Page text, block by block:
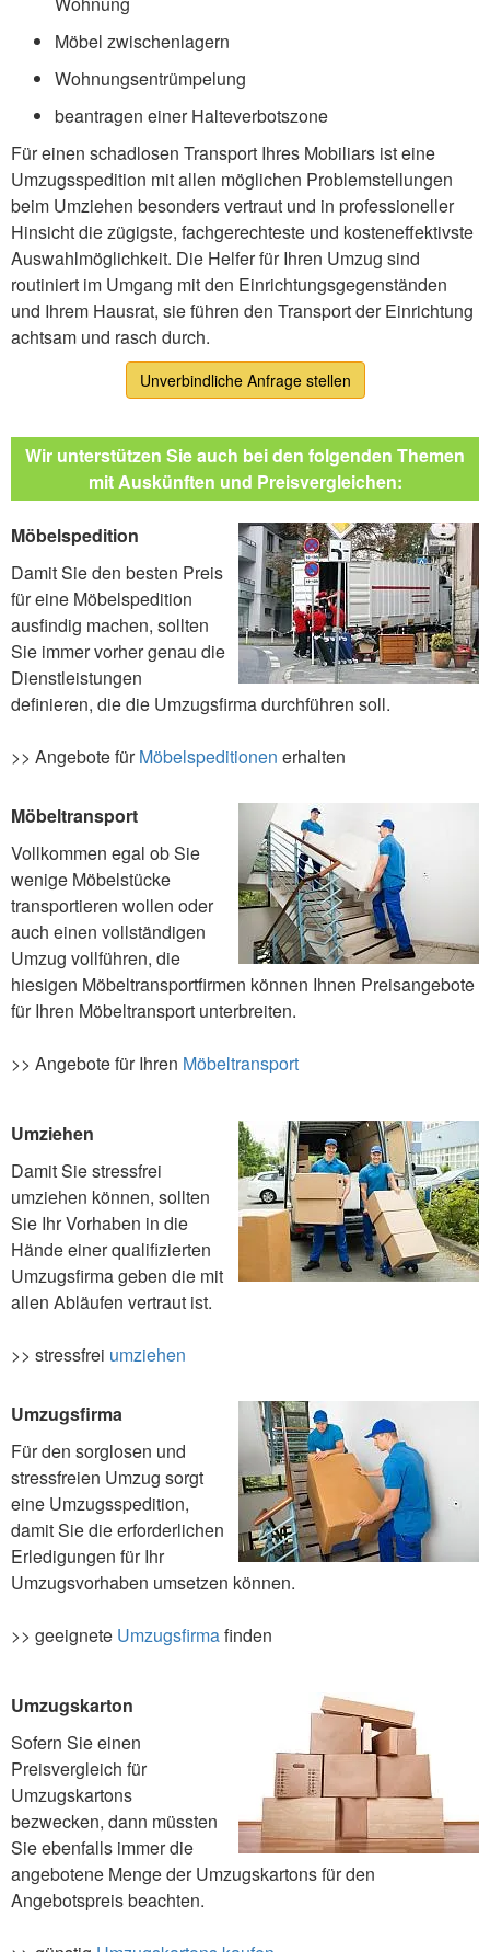
Möbel zwischenlagern
Wohnungsentrümpelung
beantragen einer Halteverbotszone
Für einen schadlosen Transport Ihres Mobiliars ist eine
Umzugsspedition mit allen möglichen Problemstellungen
beim Umziehen besonders vertraut und in professioneller
Hinsicht die zügigste, fachgerechteste und kosteneffektivste
Auswahlmöglichkeit. Die Helfer für Ihren Umzug sind
routiniert im Umgang mit den Einrichtungsgegenständen
und Ihrem Hausrat, sie führen den Transport der Einrichtung
achtsam und rasch durch.
Unverbindliche Anfrage stellen
Wir unterstützen Sie auch bei den folgenden Themen
mit Auskünften und Preisvergleichen:
Möbelspedition
Damit Sie den besten Preis
für eine Möbelspedition
ausfindig machen, sollten
Sie immer vorher genau die
Dienstleistungen
definieren, die die Umzugsfirma durchführen soll.
>> Angebote fürMöbelspeditionen erhalten
Möbeltransport
Vollkommen egal ob Sie
wenige Möbelstücke
transportieren wollen oder
auch einen vollständigen
Umzug vollführen, die
hiesigen Möbeltransportfirmen können Ihnen Preisangebote
für Ihren Möbeltransport unterbreiten.
>> Angebote für Ihren Möbeltransport
Umziehen
Damit Sie stressfrei
umziehen können, sollten
Sie Ihr Vorhaben in die
Hände einer qualifizierten
Umzugsfirma geben die mit
allen Abläufen vertraut ist.
>> stressfrei umziehen
Umzugsfirma
Für den sorglosen und
stressfreien Umzug sorgt
eine Umzugsspedition,
damit Sie die erforderlichen
Erledigungen für Ihr
Umzugsvorhaben umsetzen können.
>> geeignete Umzugsfirmafinden
Umzugskarton
Sofern Sie einen
Preisvergleich für
Umzugskartons
bezwecken, dann müssten
Sie ebenfalls immer die
angebotene Menge der Umzugskartons für den
Angebotspreis beachten.